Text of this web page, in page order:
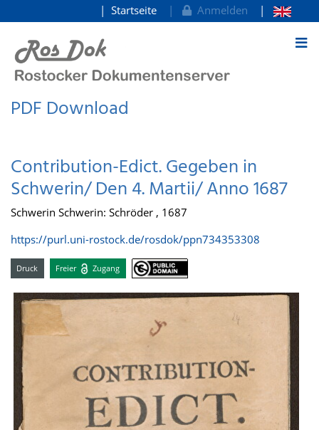
zum Inhalt
Startseite Anmelden
PDF Download
Contribution-Edict. Gegeben in
Schwerin/ Den 4. Martii/ Anno 1687
Schwerin Schwerin: Schröder , 1687
https://purl.uni-rostock.de/rosdok/ppn734353308
Druck Freier Zugang